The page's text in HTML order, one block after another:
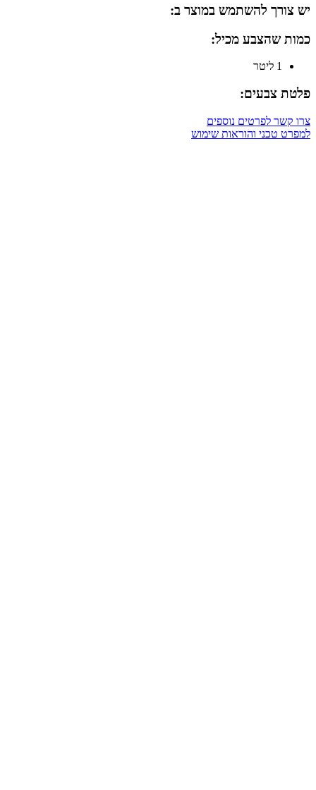
יש צורך להשתמש במוצר ב:
כמות שהצבע מכיל:
1 ליטר
פלטת צבעים:
צרו קשר לפרטים נוספים
למפרט טכני והוראות שימוש